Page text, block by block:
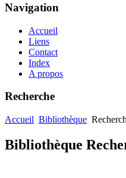
Navigation
Accueil
Liens
Contact
Index
A propos
Recherche
Accueil Bibliothèque
Bibliothèque